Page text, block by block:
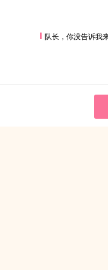
队长，你没告诉我